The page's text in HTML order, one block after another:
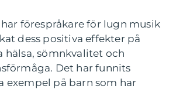
förespråkare för lugn musik
dess positiva effekter på
hälsa, sömnkvalitet och
Det har funnits
exempel på barn som har